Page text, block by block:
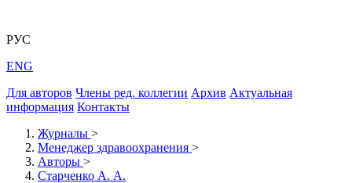
РУС
ENG
Для авторов Члены ред. коллегии Архив Актуальная
информация Контакты
Журналы >
Менеджер здравоохранения >
Авторы >
Старченко А. А.